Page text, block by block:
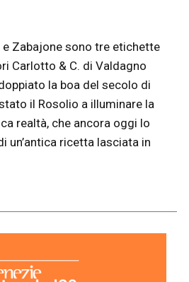
Zabajone sono tre etichette
Carlotto & C. di Valdagno
la boa del secolo di
il Rosolio a illuminare la
realtà, che ancora oggi lo
un’antica ricetta lasciata in